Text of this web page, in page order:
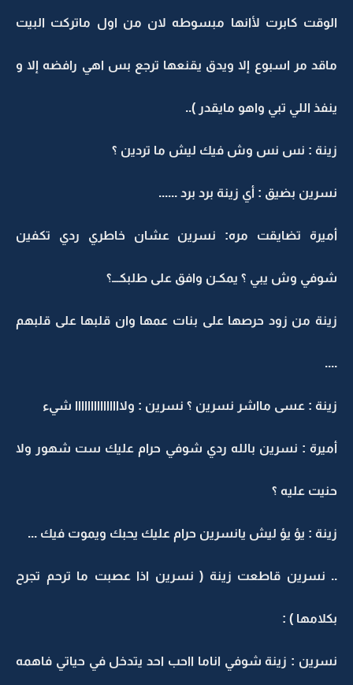
الوقت كابرت لأانها مبسوطه لان من اول ماتركت البيت
ماقد مر اسبوع إلا ويدق يقنعها ترجع بس اهي رافضه إلا و
ينفذ اللي تبي واهو مايقدر )..
زينة : نس نس وش فيك ليش ما تردين ؟
نسرين بضيق : أي زينة برد برد ......
أميرة تضايقت مره: نسرين عشان خاطري ردي تكفين
شوفي وش يبي ؟ يمكـن وافق على طلبكـــ؟
زينة من زود حرصها على بنات عمها وان قلبها على قلبهم
....
زينة : عسى مااشر نسرين ؟ نسرين : ولااااااااااااااا شيء
أميرة : نسرين بالله ردي شوفي حرام عليك ست شهور ولا
حنيت عليه ؟
زينة : يؤ يؤ ليش يانسرين حرام عليك يحبك ويموت فيك ...
.. نسرين قاطعت زينة ( نسرين اذا عصبت ما ترحم تجرح
بكلامها ) :
نسرين : زينة شوفي اناما ااحب احد يتدخل في حياتي فاهمه